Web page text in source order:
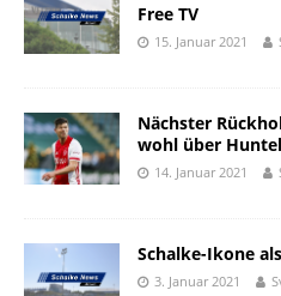
Free TV
15. Januar 2021
Nächster
wohl über
14. Januar 2021
Schalke-Ikone
3. Januar 2021